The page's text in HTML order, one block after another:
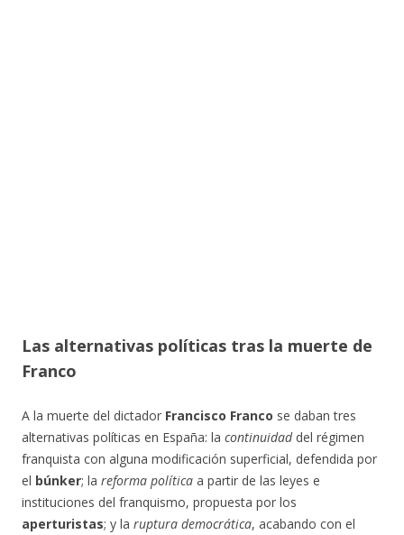
Las alternativas políticas tras la muerte de
Franco
A la muerte del dictador Francisco Franco se daban tres
alternativas políticas en España: la continuidaddel régimen
franquista con alguna modificación superficial, defendida por
el búnker; la reforma política a partir de las leyes e
instituciones del franquismo, propuesta por los
aperturistas; y la ruptura democrática, acabando con el